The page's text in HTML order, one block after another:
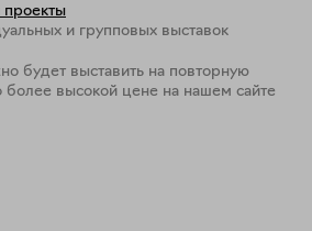
проекты
и групповых выставок
будет выставить на повторную
более высокой цене на нашем сайте